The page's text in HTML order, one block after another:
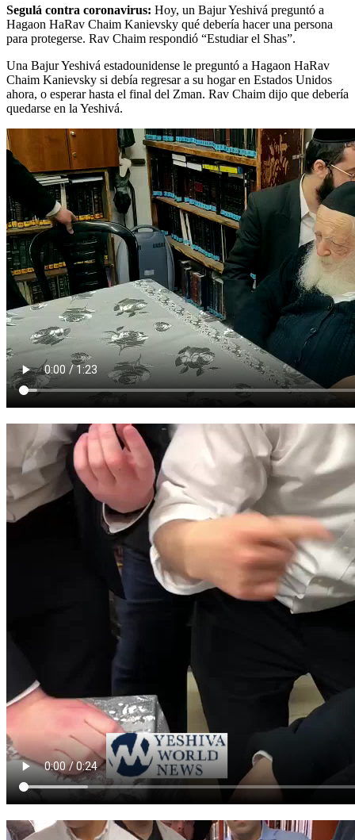
Segulá contra coronavirus: Hoy, un Bajur Yeshivá preguntó a
Hagaon HaRav Chaim Kanievsky qué debería hacer una persona
para protegerse. Rav Chaim respondió “Estudiar el Shas”.
Una Bajur Yeshivá estadounidense le preguntó a Hagaon HaRav
Chaim Kanievsky si debía regresar a su hogar en Estados Unidos
ahora, o esperar hasta el final del Zman. Rav Chaim dijo que debería
quedarse en la Yeshivá.